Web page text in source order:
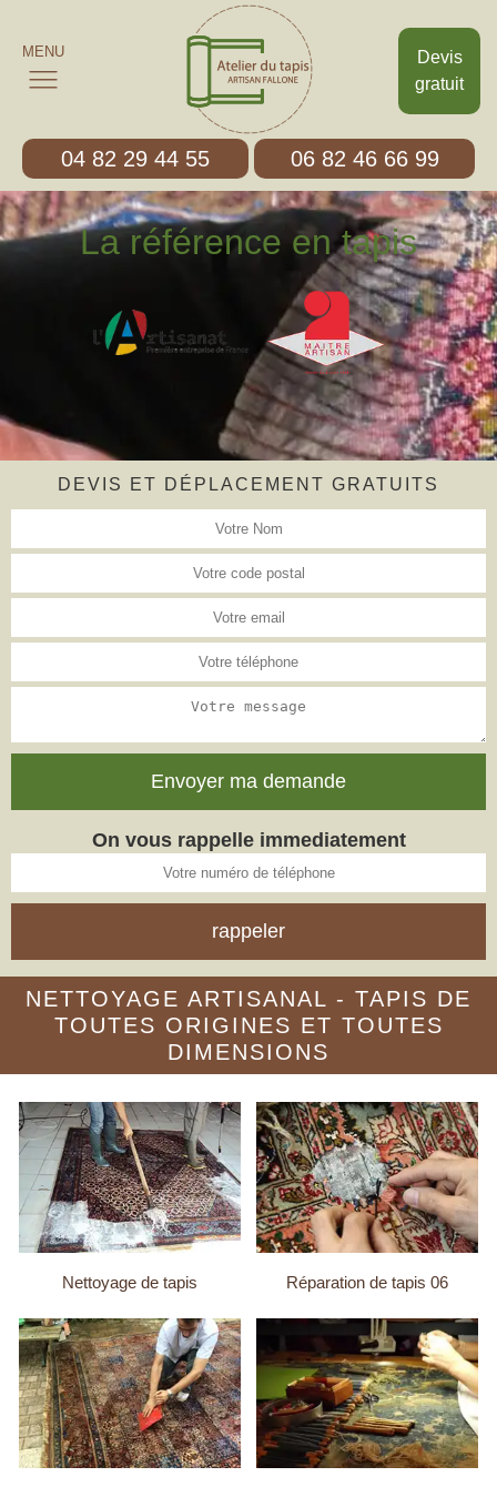
Devis
gratuit
MENU
04 82 29 44 55 06 82 46 66 99
La référence en tapis
DEVIS ET DÉPLACEMENT GRATUITS
On vous rappelle immediatement
NETTOYAGE ARTISANAL - TAPIS DE
TOUTES ORIGINES ET TOUTES
DIMENSIONS
Nettoyage de tapis Réparation de tapis 06